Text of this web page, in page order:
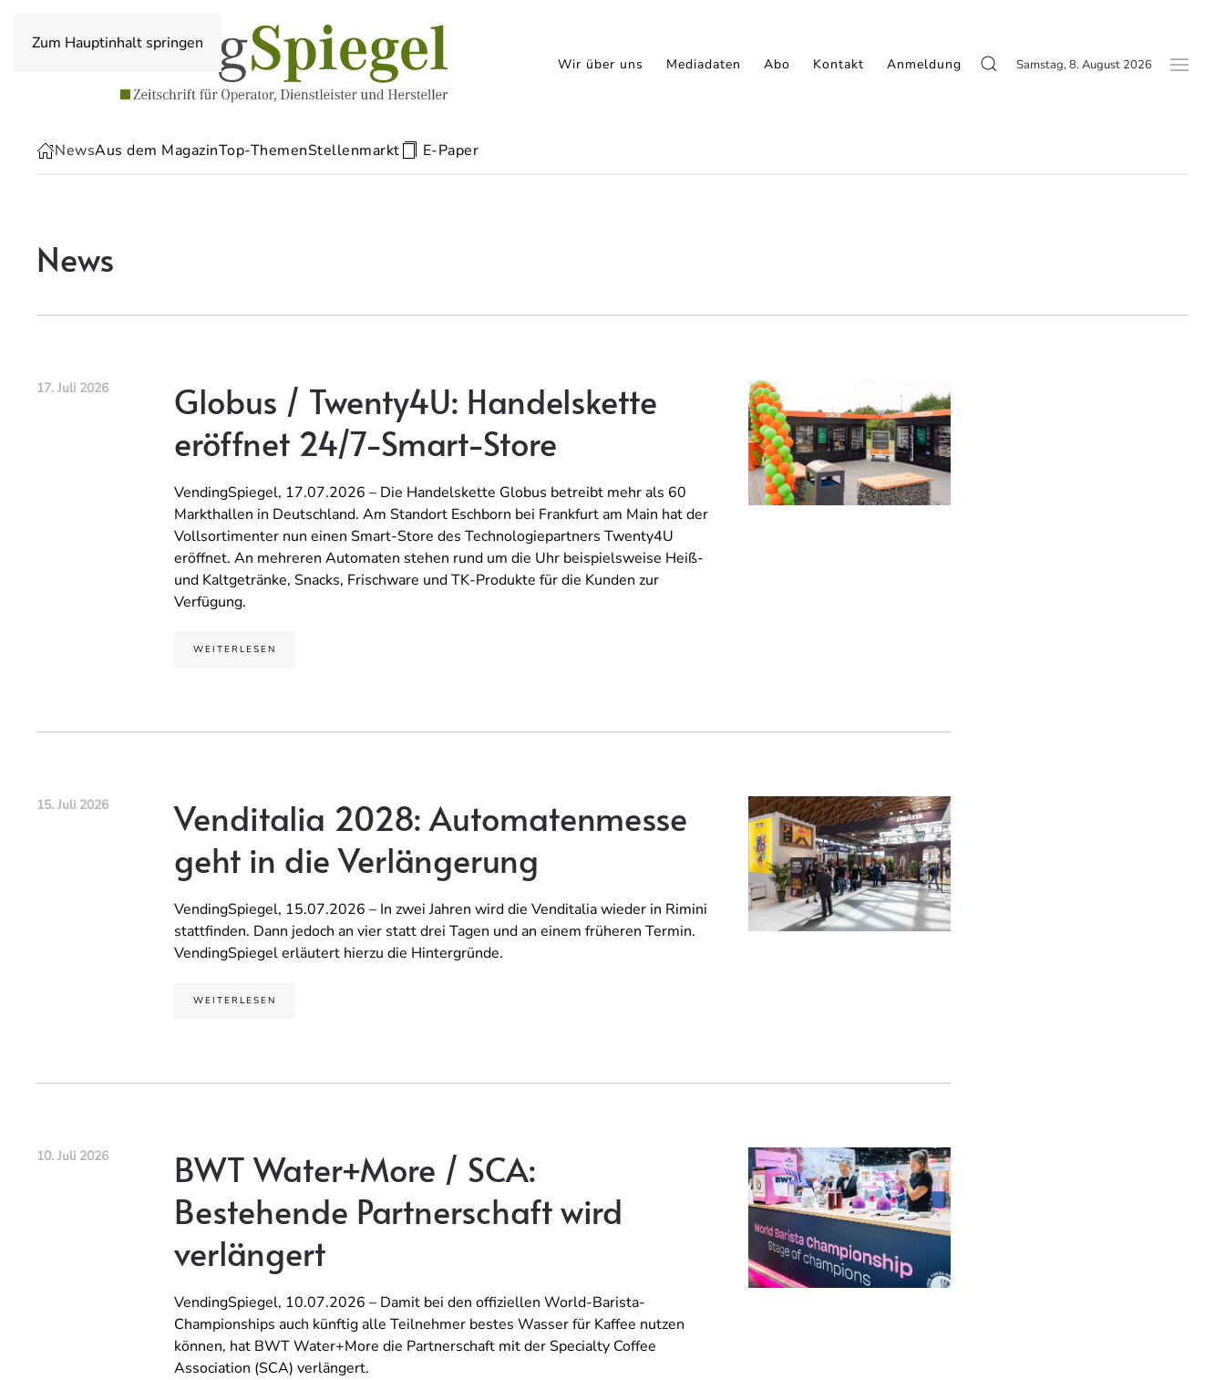
Zum Hauptinhalt springen
Wir über uns Mediadaten Abo Kontakt Anmeldung Samstag, 8. August 2026
NewsAus dem MagazinTop-ThemenStellenmarkt E-Paper
News
17. Juli 2026
Globus / Twenty4U: Handelskette
eröffnet 24/7-Smart-Store
VendingSpiegel, 17.07.2026 – Die Handelskette Globus betreibt mehr als 60
Markthallen in Deutschland. Am Standort Eschborn bei Frankfurt am Main hat der
Vollsortimenter nun einen Smart-Store des Technologiepartners Twenty4U
eröffnet. An mehreren Automaten stehen rund um die Uhr beispielsweise Heiß-
und Kaltgetränke, Snacks, Frischware und TK-Produkte für die Kunden zur
Verfügung.
WEITERLESEN
15. Juli 2026
Venditalia 2028: Automatenmesse
geht in die Verlängerung
VendingSpiegel, 15.07.2026 – In zwei Jahren wird die Venditalia wieder in Rimini
stattfinden. Dann jedoch an vier statt drei Tagen und an einem früheren Termin.
VendingSpiegel erläutert hierzu die Hintergründe.
WEITERLESEN
10. Juli 2026
BWT Water+More / SCA:
Bestehende Partnerschaft wird
verlängert
VendingSpiegel, 10.07.2026 – Damit bei den offiziellen World-Barista-
Championships auch künftig alle Teilnehmer bestes Wasser für Kaffee nutzen
können, hat BWT Water+More die Partnerschaft mit der Specialty Coffee
Association (SCA) verlängert.